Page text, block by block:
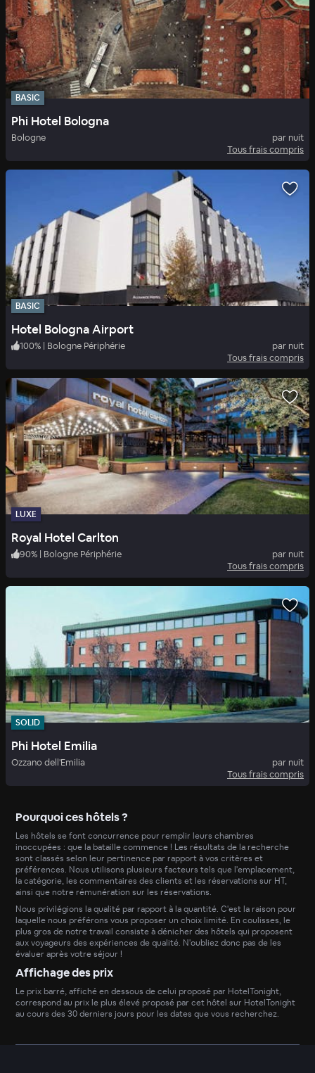
BASIC
Phi Hotel Bologna
Bologne
par nuit
Tous frais compris
BASIC
Hotel Bologna Airport
100% | Bologne Périphérie
par nuit
Tous frais compris
LUXE
Royal Hotel Carlton
90% | Bologne Périphérie
par nuit
Tous frais compris
SOLID
Phi Hotel Emilia
Ozzano dell'Emilia
par nuit
Tous frais compris
Pourquoi ces hôtels ?
Les hôtels se font concurrence pour remplir leurs chambres
inoccupées : que la bataille commence ! Les résultats de la recherche
sont classés selon leur pertinence par rapport à vos critères et
préférences. Nous utilisons plusieurs facteurs tels que l'emplacement,
la catégorie, les commentaires des clients et les réservations sur HT,
ainsi que notre rémunération sur les réservations.
Nous privilégions la qualité par rapport à la quantité. C'est la raison pour
laquelle nous préférons vous proposer un choix limité. En coulisses, le
plus gros de notre travail consiste à dénicher des hôtels qui proposent
aux voyageurs des expériences de qualité. N'oubliez donc pas de les
évaluer après votre séjour !
Affichage des prix
Le prix barré, affiché en dessous de celui proposé par HotelTonight,
correspond au prix le plus élevé proposé par cet hôtel sur HotelTonight
au cours des 30 derniers jours pour les dates que vous recherchez.